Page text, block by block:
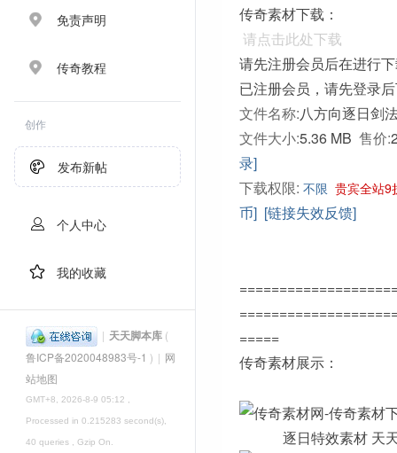
免责声明
传奇教程
创作
发布新帖
个人中心
我的收藏
| 天天脚本库 (
鲁ICP备2020048983号-1 ) | 网
站地图
GMT+8, 2026-8-9 05:12 ,
Processed in 0.215283 second(s),
40 queries , Gzip On.
传奇素材下载：
请点击此处下载
请先注册会员后在进行
已注册会员，请先登录
文件名称:八方向逐日剑
文件大小:5.36 MB 售价:
录]
下载权限: 不限 贵宾全站9
币] [链接失效反馈]
=====
传奇素材展示：